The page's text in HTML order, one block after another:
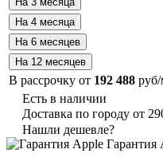
В рассрочку от 192 488 руб/
Есть в наличии
Доставка по городу от
Нашли дешевле?
Гарантия